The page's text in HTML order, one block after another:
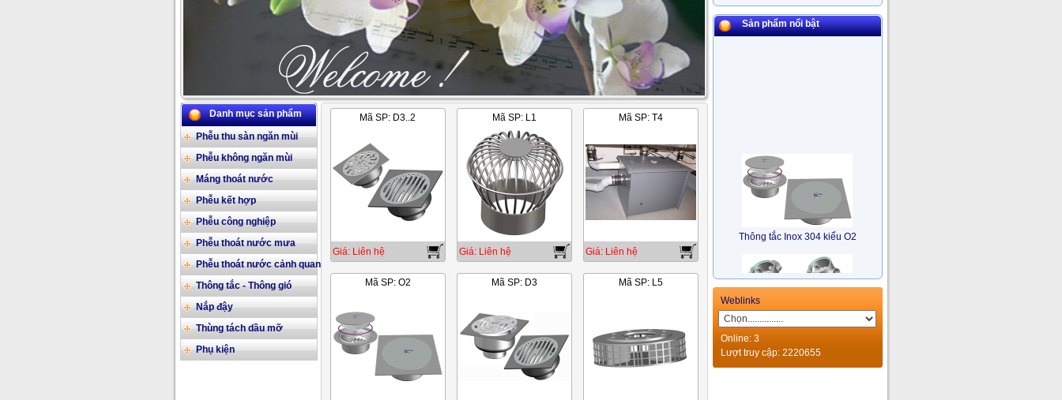
Danh mục sản phẩm
Phễu thu sàn ngăn mùi
Phễu không ngăn mùi
Máng thoát nước
Phễu kết hợp
Phễu công nghiệp
Phễu thoát nước mưa
Phễu thoát nước cảnh quan
Thông tắc - Thông gió
Nắp đậy
Thùng tách dầu mỡ
Phụ kiện
Mã SP: D3..2
Giá: Liên hệ
Mã SP: L1
Giá: Liên hệ
Mã SP: T4
Giá: Liên hệ
Mã SP: O2 Mã SP: D3 Mã SP: L5
Sản phẩm nổi bật
Thông tắc Inox 304 kiểu O2
Bẫy Nước Nhiều Hướng Inox
Weblinks
Online: 3
Lượt truy cập: 2220655